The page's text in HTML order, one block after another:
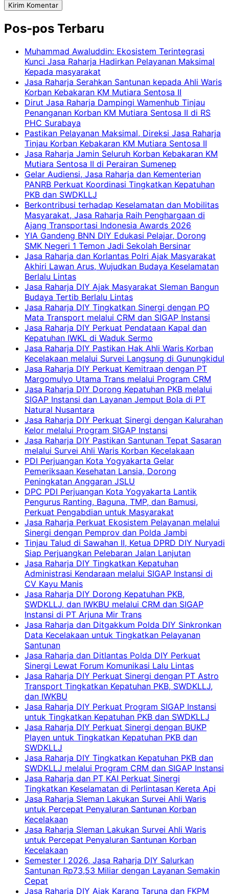
Pos-pos Terbaru
Muhammad Awaluddin: Ekosistem Terintegrasi
Kunci Jasa Raharja Hadirkan Pelayanan Maksimal
Kepada masyarakat
Jasa Raharja Serahkan Santunan kepada Ahli Waris
Korban Kebakaran KM Mutiara Sentosa II
Dirut Jasa Raharja Dampingi Wamenhub Tinjau
Penanganan Korban KM Mutiara Sentosa II di RS
PHC Surabaya
Pastikan Pelayanan Maksimal, Direksi Jasa Raharja
Tinjau Korban Kebakaran KM Mutiara Sentosa II
Jasa Raharja Jamin Seluruh Korban Kebakaran KM
Mutiara Sentosa II di Perairan Sumenep
Gelar Audiensi, Jasa Raharja dan Kementerian
PANRB Perkuat Koordinasi Tingkatkan Kepatuhan
PKB dan SWDKLLJ
Berkontribusi terhadap Keselamatan dan Mobilitas
Masyarakat, Jasa Raharja Raih Penghargaan di
Ajang Transportasi Indonesia Awards 2026
YIA Gandeng BNN DIY Edukasi Pelajar, Dorong
SMK Negeri 1 Temon Jadi Sekolah Bersinar
Jasa Raharja dan Korlantas Polri Ajak Masyarakat
Akhiri Lawan Arus, Wujudkan Budaya Keselamatan
Berlalu Lintas
Jasa Raharja DIY Ajak Masyarakat Sleman Bangun
Budaya Tertib Berlalu Lintas
Jasa Raharja DIY Tingkatkan Sinergi dengan PO
Mata Transport melalui CRM dan SIGAP Instansi
Jasa Raharja DIY Perkuat Pendataan Kapal dan
Kepatuhan IWKL di Waduk Sermo
Jasa Raharja DIY Pastikan Hak Ahli Waris Korban
Kecelakaan melalui Survei Langsung di Gunungkidul
Jasa Raharja DIY Perkuat Kemitraan dengan PT
Margomulyo Utama Trans melalui Program CRM
Jasa Raharja DIY Dorong Kepatuhan PKB melalui
SIGAP Instansi dan Layanan Jemput Bola di PT
Natural Nusantara
Jasa Raharja DIY Perkuat Sinergi dengan Kalurahan
Kelor melalui Program SIGAP Instansi
Jasa Raharja DIY Pastikan Santunan Tepat Sasaran
melalui Survei Ahli Waris Korban Kecelakaan
PDI Perjuangan Kota Yogyakarta Gelar
Pemeriksaan Kesehatan Lansia, Dorong
Peningkatan Anggaran JSLU
DPC PDI Perjuangan Kota Yogyakarta Lantik
Pengurus Ranting, Baguna, TMP, dan Bamusi,
Perkuat Pengabdian untuk Masyarakat
Jasa Raharja Perkuat Ekosistem Pelayanan melalui
Sinergi dengan Pemprov dan Polda Jambi
Tinjau Talud di Sawahan II, Ketua DPRD DIY Nuryadi
Siap Perjuangkan Pelebaran Jalan Lanjutan
Jasa Raharja DIY Tingkatkan Kepatuhan
Administrasi Kendaraan melalui SIGAP Instansi di
CV Kayu Manis
Jasa Raharja DIY Dorong Kepatuhan PKB,
SWDKLLJ, dan IWKBU melalui CRM dan SIGAP
Instansi di PT Arjuna Mir Trans
Jasa Raharja dan Ditgakkum Polda DIY Sinkronkan
Data Kecelakaan untuk Tingkatkan Pelayanan
Santunan
Jasa Raharja dan Ditlantas Polda DIY Perkuat
Sinergi Lewat Forum Komunikasi Lalu Lintas
Jasa Raharja DIY Perkuat Sinergi dengan PT Astro
Transport Tingkatkan Kepatuhan PKB, SWDKLLJ,
dan IWKBU
Jasa Raharja DIY Perkuat Program SIGAP Instansi
untuk Tingkatkan Kepatuhan PKB dan SWDKLLJ
Jasa Raharja DIY Perkuat Sinergi dengan BUKP
Playen untuk Tingkatkan Kepatuhan PKB dan
SWDKLLJ
Jasa Raharja DIY Tingkatkan Kepatuhan PKB dan
SWDKLLJ melalui Program CRM dan SIGAP Instansi
Jasa Raharja dan PT KAI Perkuat Sinergi
Tingkatkan Keselamatan di Perlintasan Kereta Api
Jasa Raharja Sleman Lakukan Survei Ahli Waris
untuk Percepat Penyaluran Santunan Korban
Kecelakaan
Jasa Raharja Sleman Lakukan Survei Ahli Waris
untuk Percepat Penyaluran Santunan Korban
Kecelakaan
Semester I 2026, Jasa Raharja DIY Salurkan
Santunan Rp73,53 Miliar dengan Layanan Semakin
Cepat
Jasa Raharja DIY Ajak Karang Taruna dan FKPM